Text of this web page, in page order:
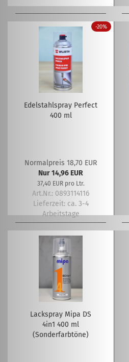
-20%
Edelstahlspray Perfect
400 ml
Normalpreis 18,70 EUR
Nur 14,96 EUR
37,40 EUR pro Ltr.
Art.Nr.: 0893114116
Lieferzeit: ca. 3-4
Arbeitstage
Lackspray Mipa DS
4in1 400 ml
(Sonderfarbtöne)